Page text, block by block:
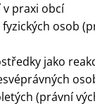
praxi obcí
osob
jako
(právní